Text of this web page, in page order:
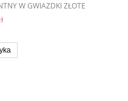
W GWIAZDKI ZŁOTE